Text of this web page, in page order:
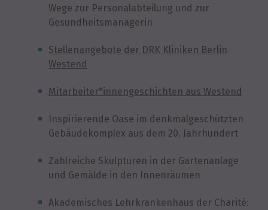
Wege zur Personalabteilung und zur
Gesundheitsmanagerin
Stellenangebote der DRK Kliniken Berlin
Westend
Mitarbeiter*innengeschichten aus Westend
Inspirierende Oase im denkmalgeschützten
Gebäudekomplex aus dem 20. Jahrhundert
Zahlreiche Skulpturen in der Gartenanlage
und Gemälde in den Innenräumen
Akademisches Lehrkrankenhaus der Charité: